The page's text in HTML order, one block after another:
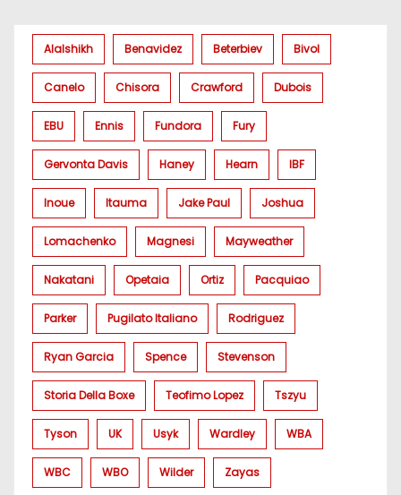
Alalshikh Benavidez Beterbiev Bivol
Canelo Chisora Crawford Dubois
EBU Ennis Fundora Fury
Gervonta Davis Haney Hearn IBF
Inoue Itauma Jake Paul Joshua
Lomachenko Magnesi Mayweather
Nakatani Opetaia Ortiz Pacquiao
Parker Pugilato Italiano Rodriguez
Ryan Garcia Spence Stevenson
Storia Della Boxe Teofimo Lopez Tszyu
Tyson UK Usyk Wardley WBA
WBC WBO Wilder Zayas